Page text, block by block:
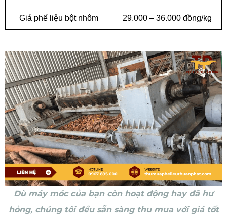
Giá phế liệu bột nhôm 29.000 – 36.000 đồng/kg
Dù máy móc của bạn còn hoạt động hay đã hư
hỏng, chúng tôi đều sẵn sàng thu mua với giá tốt